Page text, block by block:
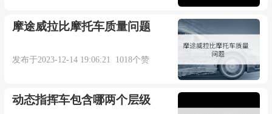
摩途威拉比摩托车质量问题
发布于2023-12-14 19:06:21 1018个赞
动态指挥车包含哪两个层级